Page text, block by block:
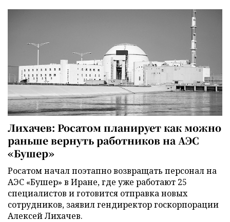
Лихачев: Росатом планирует как можно
раньше вернуть работников на АЭС
«Бушер»
Росатом начал поэтапно возвращать персонал на
АЭС «Бушер» в Иране, где уже работают 25
специалистов и готовится отправка новых
сотрудников, заявил гендиректор госкорпорации
Алексей Лихачев.